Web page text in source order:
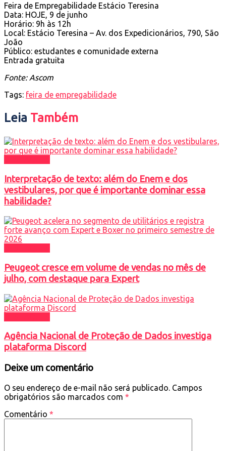
Feira de Empregabilidade Estácio Teresina
Data: HOJE, 9 de junho
Horário: 9h às 12h
Local: Estácio Teresina – Av. dos Expedicionários, 790, São
João
Público: estudantes e comunidade externa
Entrada gratuita
Fonte: Ascom
Tags: feira de empregabilidade
Leia Também
Interpretação de texto: além do Enem e dos
vestibulares, por que é importante dominar essa
habilidade?
Peugeot cresce em volume de vendas no mês de
julho, com destaque para Expert
Agência Nacional de Proteção de Dados investiga
plataforma Discord
Deixe um comentário
O seu endereço de e-mail não será publicado. Campos
obrigatórios são marcados com *
Comentário *